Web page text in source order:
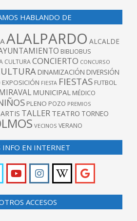
HABLANDO DE
ALALPARDO ALCALDE
BIBLIOBUS
CULTURACONCIERTO CONCURSO
DINAMIZACIÓN DIVERSIÓN
EXPOSICIÓN FIESTA FIESTAS FUTBOL
MUNICIPAL MÉDICO
PLENO POZO PREMIOS
TALLER TEATRO TORNEO
VECINOS VERANO
INFO EN INTERNET
ACCESOS